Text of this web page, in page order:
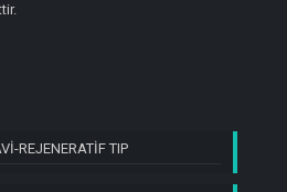
REJENERATİF TIP